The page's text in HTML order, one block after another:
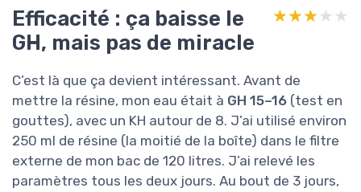
Efficacité : ça baisse le
GH, mais pas de miracle
★★★★★
★★★★★
C’est là que ça devient intéressant. Avant de
mettre la résine, mon eau était à GH 15–16 (test en
gouttes), avec un KH autour de 8. J’ai utilisé environ
250 ml de résine (la moitié de la boîte) dans le filtre
externe de mon bac de 120 litres. J’ai relevé les
paramètres tous les deux jours. Au bout de 3 jours,